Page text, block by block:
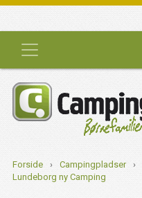
Forside › Campingpladser ›
Lundeborg ny Camping